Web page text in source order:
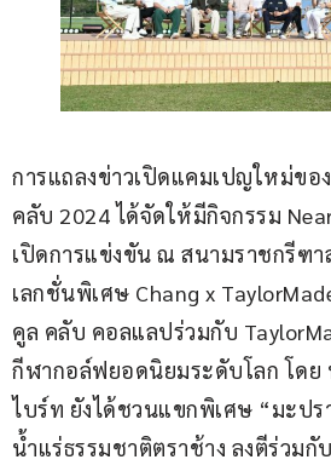
การแถลงข่าวเปิดแคมเปญใหม่ขอ
คลับ 2024 ได้จัดให้มีกิจกรรม
เปิดการแข่งขัน ณ สนามราชกรีฑา
เลกชั่นพิเศษ Chang x
คูล คลับ คอลแลปร่วมกับ
กีฬากอล์ฟยอดนิยมระดับโลก โด
ไบร์ท ยังได้ชวนแขกพิเศษ “มะปร
น้ำแร่ธรรมชาติตราช้าง ลงตีร่วม